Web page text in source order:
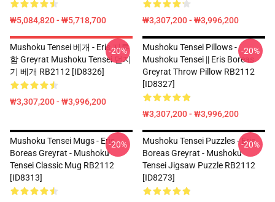
₩5,084,820 - ₩5,718,700 ₩3,307,200 - ₩3,996,200
Mushoku Tensei 베개 - Eris 지루
함 Greyrat Mushoku Tensei 던지
기 베개 RB2112 [ID8326]
₩3,307,200 - ₩3,996,200
-20%
Mushoku Tensei Pillows -
Mushoku Tensei || Eris Boreas
Greyrat Throw Pillow RB2112
[ID8327]
₩3,307,200 - ₩3,996,200
-20%
Mushoku Tensei Mugs - Eris
Boreas Greyrat - Mushoku
Tensei Classic Mug RB2112
[ID8313]
-20%
Mushoku Tensei Puzzles - Eris
Boreas Greyrat - Mushoku
Tensei Jigsaw Puzzle RB2112
[ID8273]
-20%